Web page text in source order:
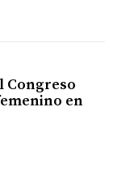
Congreso
en